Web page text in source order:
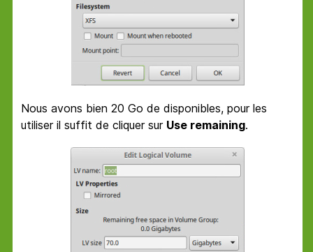
Nous avons bien 20 Go de disponibles, pour les
utiliser il suffit de cliquer sur Use remaining.